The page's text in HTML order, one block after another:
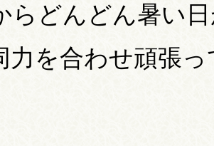
らどんどん暑い
力を合わせ頑張